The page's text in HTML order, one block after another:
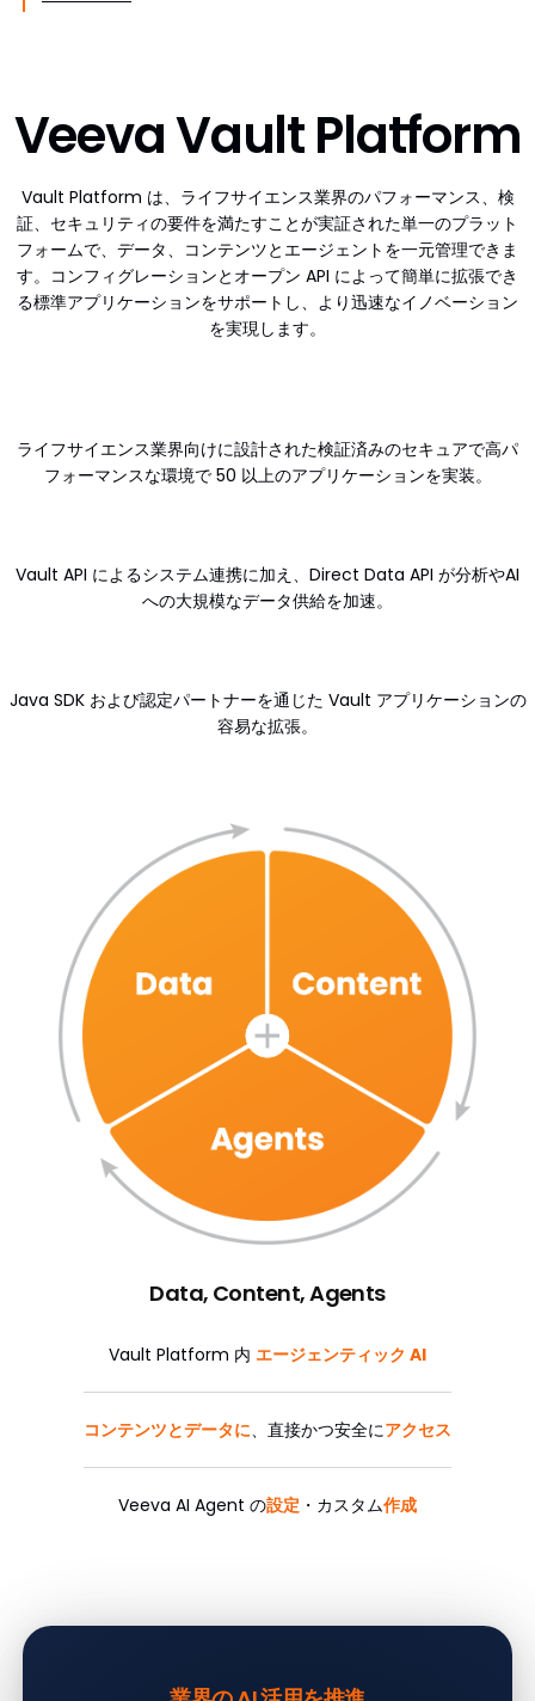
Veeva Vault Platform
Vault Platform は、ライフサイエンス業界のパフォーマンス、検
証、セキュリティの要件を満たすことが実証された単一のプラット
フォームで、データ、コンテンツとエージェントを一元管理できま
す。コンフィグレーションとオープン API によって簡単に拡張でき
る標準アプリケーションをサポートし、より迅速なイノベーション
を実現します。
ライフサイエンス業界向けに設計された検証済みのセキュアで高パ
フォーマンスな環境で 50 以上のアプリケーションを実装。
Vault API によるシステム連携に加え、Direct Data API が分析やAI
への大規模なデータ供給を加速。
Java SDK および認定パートナーを通じた Vault アプリケーションの
容易な拡張。
Data, Content, Agents
Vault Platform 内 エージェンティック AI
コンテンツとデータに、直接かつ安全にアクセス
Veeva AI Agent の設定 ・カスタム作成